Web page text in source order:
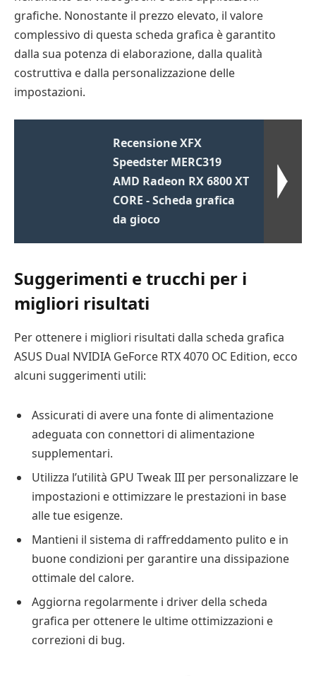
grafiche. Nonostante il prezzo elevato, il valore
complessivo di questa scheda grafica è garantito
dalla sua potenza di elaborazione, dalla qualità
costruttiva e dalla personalizzazione delle
impostazioni.
Recensione XFX
Speedster MERC319
AMD Radeon RX 6800 XT
CORE - Scheda grafica
da gioco
Suggerimenti e trucchi per i
migliori risultati
Per ottenere i migliori risultati dalla scheda grafica
ASUS Dual NVIDIA GeForce RTX 4070 OC Edition, ecco
alcuni suggerimenti utili:
Assicurati di avere una fonte di alimentazione
adeguata con connettori di alimentazione
supplementari.
Utilizza l’utilità GPU Tweak III per personalizzare le
impostazioni e ottimizzare le prestazioni in base
alle tue esigenze.
Mantieni il sistema di raffreddamento pulito e in
buone condizioni per garantire una dissipazione
ottimale del calore.
Aggiorna regolarmente i driver della scheda
grafica per ottenere le ultime ottimizzazioni e
correzioni di bug.